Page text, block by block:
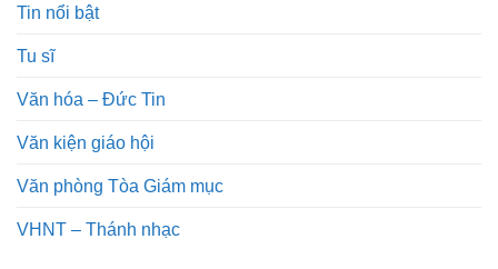
Tin nổi bật
Tu sĩ
Văn hóa – Đức Tin
Văn kiện giáo hội
Văn phòng Tòa Giám mục
VHNT – Thánh nhạc